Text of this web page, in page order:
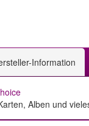
Information
Alben und